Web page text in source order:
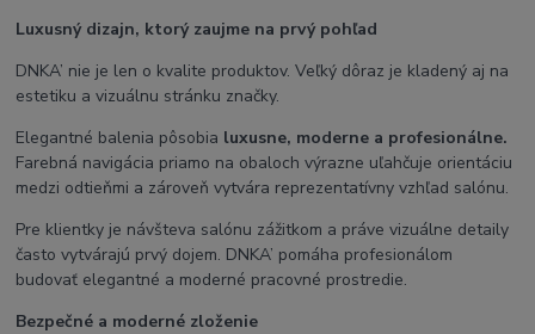
Luxusný dizajn, ktorý zaujme na prvý pohľad
DNKA’ nie je len o kvalite produktov. Veľký dôraz je kladený aj na
estetiku a vizuálnu stránku značky.
Elegantné balenia pôsobia luxusne, moderne a profesionálne.
Farebná navigácia priamo na obaloch výrazne uľahčuje orientáciu
medzi odtieňmi a zároveň vytvára reprezentatívny vzhľad salónu.
Pre klientky je návšteva salónu zážitkom a práve vizuálne detaily
často vytvárajú prvý dojem. DNKA’ pomáha profesionálom
budovať elegantné a moderné pracovné prostredie.
Bezpečné a moderné zloženie